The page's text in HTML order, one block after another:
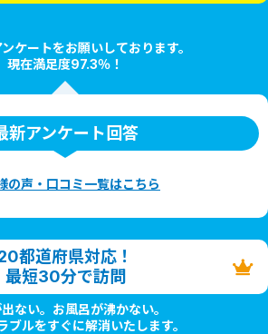
ケートをお願いしております。
現在満足度97.3％！
新アンケート回答
の声・口コミ一覧はこちら
都道府県対応！
最短30分で訪問
ない。お風呂が沸かない。
ブルをすぐに解消いたします。